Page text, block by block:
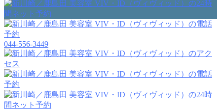
044-556-3449